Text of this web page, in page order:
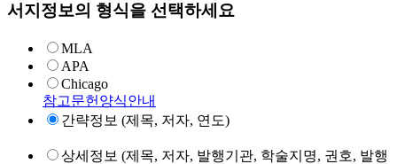
서지정보의 형식을 선택하세요
MLA
APA
Chicago
참고문헌양식안내
간략정보 (제목, 저자, 연도)
상세정보 (제목, 저자, 발행기관, 학술지명, 권호, 발행